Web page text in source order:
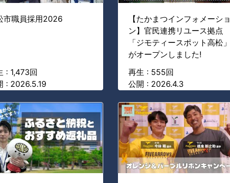
市職員採用2026
: 1,473回
: 2026.5.19
【たかまつインフォメーショ
ン】官民連携リユース拠点
「ジモティースポット高松」
がオープンしました!
再生 : 555回
公開 : 2026.4.3